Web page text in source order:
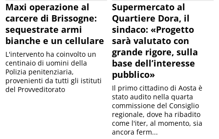
Maxi operazione al
carcere di Brissogne:
sequestrate armi
bianche e un cellulare
L'intervento ha coinvolto un
centinaio di uomini della
Polizia penitenziaria,
provenienti da tutti gli istituti
del Provveditorato
Supermercato al
Quartiere Dora, il
sindaco: «Progetto
sarà valutato con
grande rigore, sulla
base dell’interesse
pubblico»
Il primo cittadino di Aosta è
stato audito nella quarta
commissione del Consiglio
regionale, dove ha ribadito
come l'iter, al momento, sia
ancora ferm...